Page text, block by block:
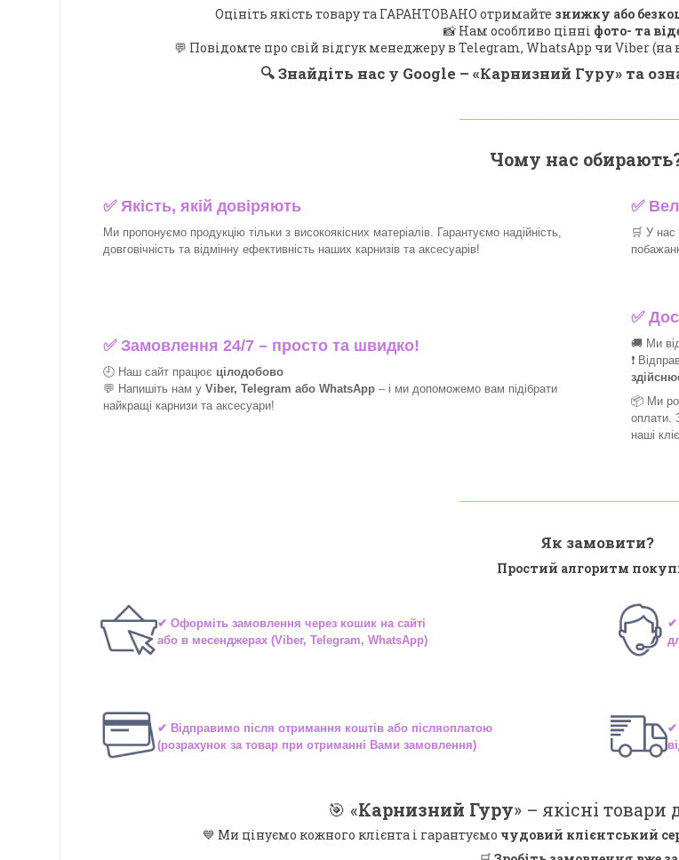
Оцініть якість товару та ГАРАНТОВАНО отримайте знижку або
📸 Нам особливо цінні фото- та
💬 Повідомте про свій відгук менеджеру в Telegram, WhatsApp чи Viber (на
🔍Знайдіть нас у Google – «Карнизний Гуру» та
Чому нас
✅Якість, якій довіряють
Ми пропонуємо продукцію тільки з високоякісних матеріалів. Гарантуємо надійність,
довговічність та відмінну ефективність наших карнизів та аксесуарів!​
✅
🛒 У нас
✅Замовлення 24/7 – просто та швидко!
🕘 Наш сайт працює цілодобово
💬 Напишіть нам у Viber, Telegram або WhatsApp – і ми допоможемо вам підібрати
найкращі карнизи та аксесуари!
✅
🚚 Ми
❗
📦 Ми
оплати.
наші
Як замовити?
Простий алгоритм
✔ Оформіть замовлення через кошик на сайті
або в месенджерах (Viber, Telegram, WhatsApp)
✔
✔ Відправимо після отримання коштів або післяоплатою
(розрахунок за товар при отриманні Вами замовлення)
✔
🎯 «Карнизний Гуру» – якісні товари
💙 Ми цінуємо кожного клієнта і гарантуємо чудовий клієнтський